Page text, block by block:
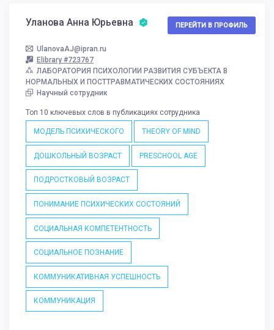
Уланова Анна Юрьевна ПЕРЕЙТИ В ПРОФИЛЬ
UlanovaAJ@ipran.ru
Elibrary #723767
ЛАБОРАТОРИЯ ПСИХОЛОГИИ РАЗВИТИЯ СУБЪЕКТА В
НОРМАЛЬНЫХ И ПОСТТРАВМАТИЧЕСКИХ СОСТОЯНИЯХ
Научный сотрудник
Топ 10 ключевых слов в публикациях сотрудника
МОДЕЛЬ ПСИХИЧЕСКОГО THEORY OF MIND
ДОШКОЛЬНЫЙ ВОЗРАСТ PRESCHOOL AGE
ПОДРОСТКОВЫЙ ВОЗРАСТ
ПОНИМАНИЕ ПСИХИЧЕСКИХ СОСТОЯНИЙ
СОЦИАЛЬНАЯ КОМПЕТЕНТНОСТЬ
СОЦИАЛЬНОЕ ПОЗНАНИЕ
КОММУНИКАТИВНАЯ УСПЕШНОСТЬ
КОММУНИКАЦИЯ